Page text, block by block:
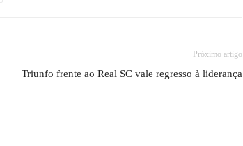
Próximo artigo
Triunfo frente ao Real SC vale regresso à liderança